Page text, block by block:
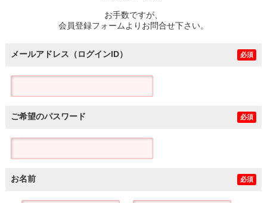
お手数ですが、
会員登録フォームよりお問合せ下さい。
メールアドレス（ログインID） 必須
ご希望のパスワード 必須
お名前 必須